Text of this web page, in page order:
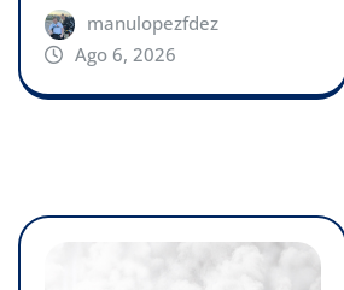
manulopezfdez
Ago 6, 2026